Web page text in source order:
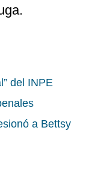
del INPE
a Bettsy